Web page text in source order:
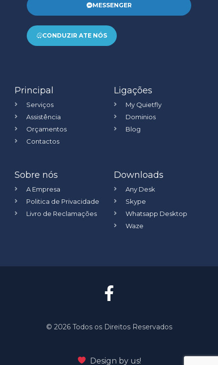
MESSENGER
CONDUZIR ATE NÓS
Principal
Serviços
Assistência
Orçamentos
Contactos
Ligações
My Quietfly
Dominios
Blog
Sobre nós
A Empresa
Politica de Privacidade
Livro de Reclamações
Downloads
Any Desk
Skype
Whatsapp Desktop
Waze
©️ 2026 Todos os Direitos Reservados
Design by us!